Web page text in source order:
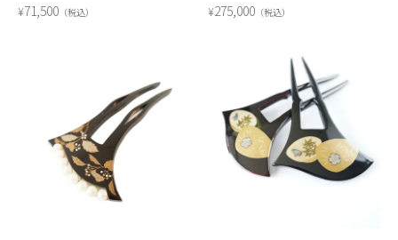
¥71,500 税込 ¥275,000 税込